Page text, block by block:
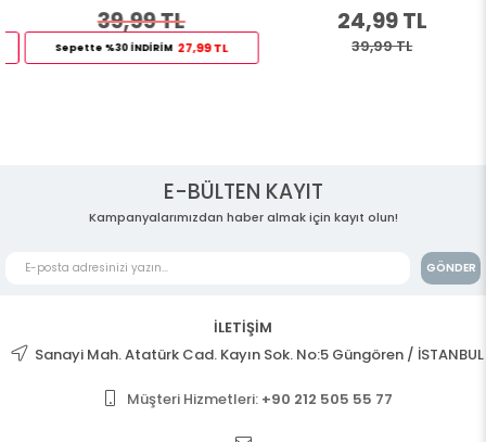
39,99 TL
Sepette %30 İNDİRİM 27,99 TL
24,99 TL
39,99 TL
E-BÜLTEN KAYIT
Kampanyalarımızdan haber almak için kayıt olun!
GÖNDER
İLETİŞİM
Sanayi Mah. Atatürk Cad. Kayın Sok. No:5 Güngören / İSTANBUL
Müşteri Hizmetleri: +90 212 505 55 77